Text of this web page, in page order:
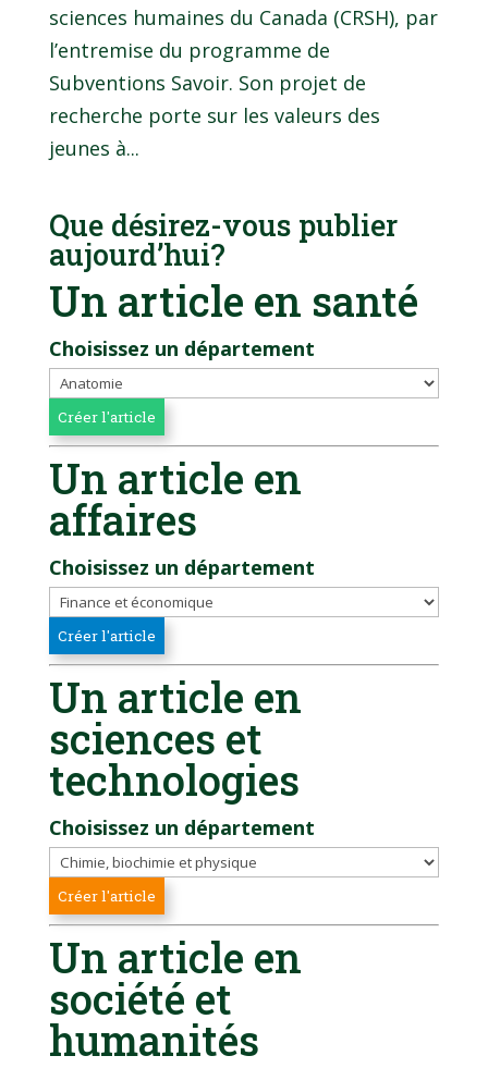
sciences humaines du Canada (CRSH), par
l’entremise du programme de
Subventions Savoir. Son projet de
recherche porte sur les valeurs des
jeunes à...
Que désirez-vous publier
aujourd’hui?
Un article en santé
Choisissez un département
Un article en
affaires
Choisissez un département
Un article en
sciences et
technologies
Choisissez un département
Un article en
société et
humanités